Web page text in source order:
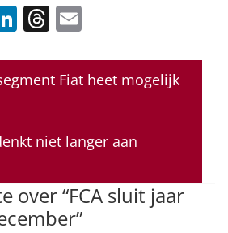
Li
k
e
n
T
re
a
s
ai
l
Fiat heet mogelijk
niet langer aan
over “FCA sluit jaar
”